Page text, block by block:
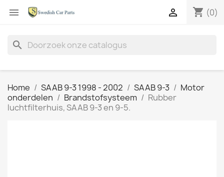
 shopping_cart (0)

search
Home SAAB 9-3 1998 - 2002 SAAB 9-3
Motor
onderdelen
Brandstofsysteem
Rubber
luchtfilterhuis, SAAB 9-3 en 9-5.